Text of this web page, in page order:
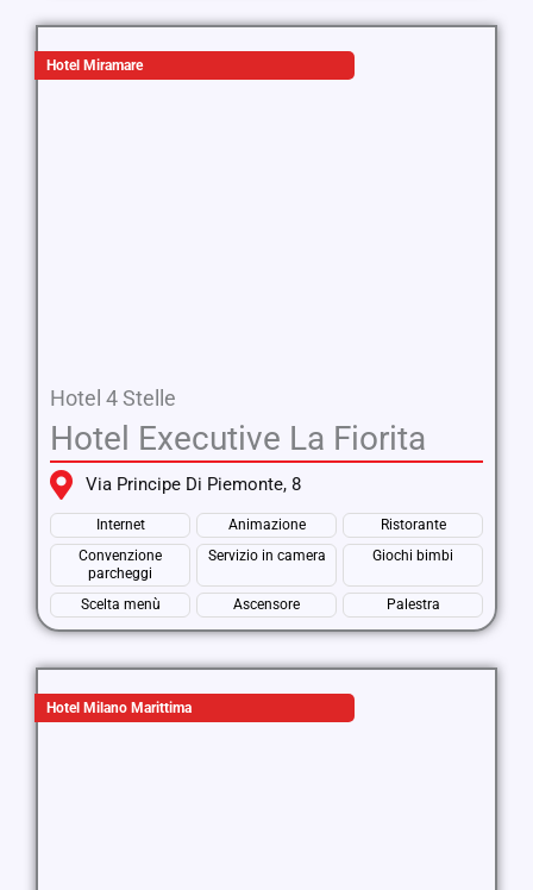
Hotel Miramare
Hotel 4 Stelle
Hotel Executive La Fiorita
Via Principe Di Piemonte, 8
Internet Animazione
Ristorante
Convenzione
parcheggi
Servizio in camera Giochi bimbi
Scelta menù Ascensore Palestra
Hotel Milano Marittima